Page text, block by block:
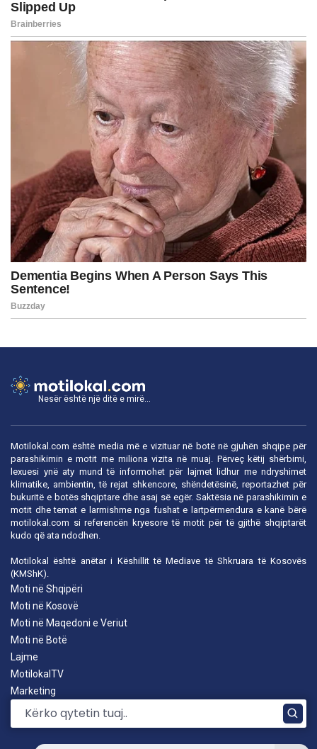
Nesër është një ditë e mirë...
Motilokal.com është media më e vizituar në botë në gjuhën shqipe për
parashikimin e motit me miliona vizita në muaj. Përveç këtij shërbimi,
lexuesi ynë aty mund të informohet për lajmet lidhur me ndryshimet
klimatike, ambientin, të rejat shkencore, shëndetësinë, reportazhet për
bukuritë e botës shqiptare dhe asaj së egër. Saktësia në parashikimin e
motit dhe temat e larmishme nga fushat e lartpërmendura e kanë bërë
motilokal.com si referencën kryesore të motit për të gjithë shqiptarët
kudo që ata ndodhen.
Motilokal është anëtar i Këshillit të Mediave të Shkruara të Kosovës
(KMShK).
Moti në Shqipëri
Moti në Kosovë
Moti në Maqedoni e Veriut
Moti në Botë
Lajme
MotilokalTV
Marketing